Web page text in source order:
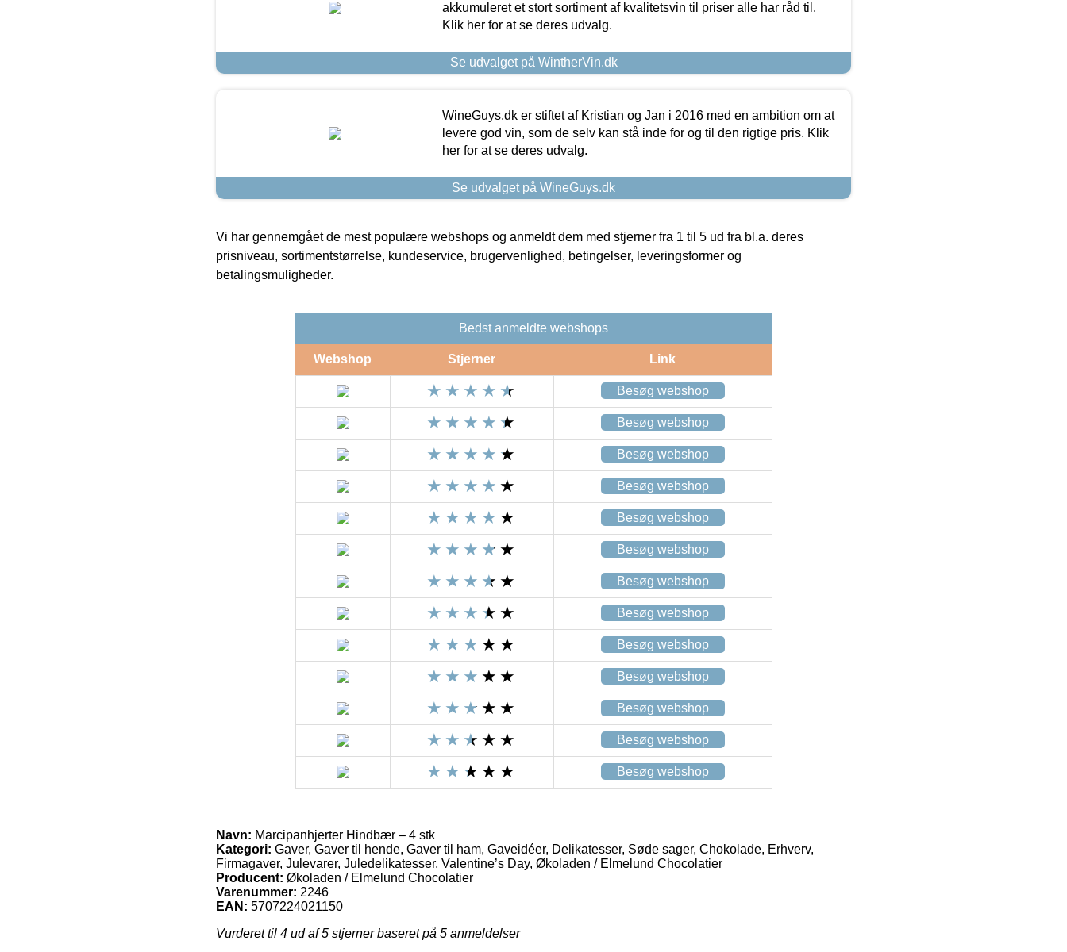
akkumuleret et stort sortiment af kvalitetsvin til priser alle har råd til.
Klik her for at se deres udvalg.
Se udvalget på WintherVin.dk
WineGuys.dk er stiftet af Kristian og Jan i 2016 med en ambition om at
levere god vin, som de selv kan stå inde for og til den rigtige pris. Klik
her for at se deres udvalg.
Se udvalget på WineGuys.dk
Vi har gennemgået de mest populære webshops og anmeldt dem med stjerner fra 1 til 5 ud fra bl.a. deres
prisniveau, sortimentstørrelse, kundeservice, brugervenlighed, betingelser, leveringsformer og
betalingsmuligheder.
Bedst anmeldte webshops
Webshop Stjerner Link
Besøg webshop
Besøg webshop
Besøg webshop
Besøg webshop
Besøg webshop
Besøg webshop
Besøg webshop
Besøg webshop
Besøg webshop
Besøg webshop
Besøg webshop
Besøg webshop
Besøg webshop
Navn: Marcipanhjerter Hindbær – 4 stk
Kategori: Gaver, Gaver til hende, Gaver til ham, Gaveidéer, Delikatesser, Søde sager, Chokolade, Erhverv,
Firmagaver, Julevarer, Juledelikatesser, Valentine’s Day, Økoladen / Elmelund Chocolatier
Producent: Økoladen / Elmelund Chocolatier
Varenummer: 2246
EAN: 5707224021150
Vurderet til 4 ud af 5 stjerner baseret på 5 anmeldelser